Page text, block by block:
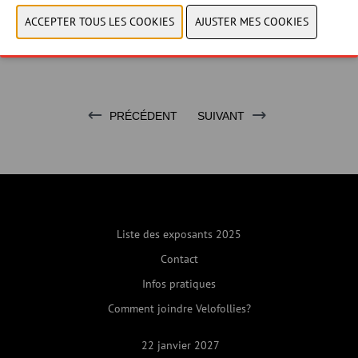
CONTACTER NOUS!
PRÉCÉDENT SUIVANT
Liste des exposants 2025
Contact
Infos pratiques
Comment joindre Velofollies?
22 janvier 2027